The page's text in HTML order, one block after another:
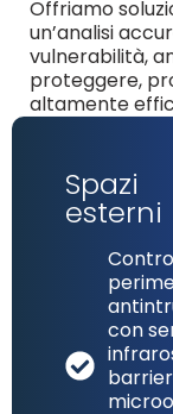
Offriamo
un’analisi
vulnerabilità,
proteggere,
altamente
LeSpazi
esterni
con